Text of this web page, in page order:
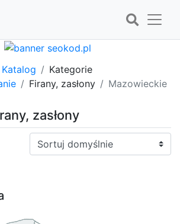
Katalog
Kategorie
Firany, zasłony Mazowieckie
zasłony
Sortuj: